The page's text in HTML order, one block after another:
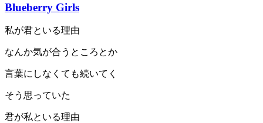
Blueberry Girls
私が君といる理由
なんか気が合うところとか
言葉にしなくても続いてく
そう思っていた
君が私といる理由